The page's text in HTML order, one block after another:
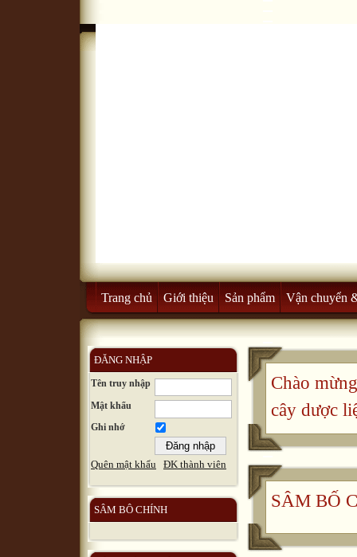
Trang chủ Giới thiệu Sản phẩm Vận chuyển
ĐĂNG NHẬP
Tên truy nhập
Mật khẩu
Ghi nhớ
Quên mật khẩu ĐK thành viên
SÂM BÔ CHÍNH
Chào
cây dược
SÂM BỐ